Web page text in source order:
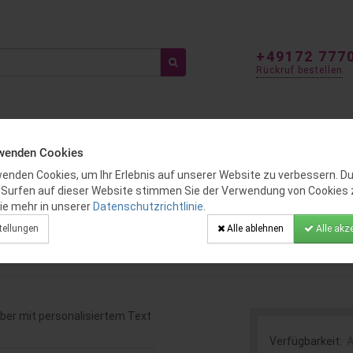
Cookies
Cookies, um Ihr Erlebnis auf unserer Website zu verbessern.
auf dieser Website stimmen Sie der Verwendung von Cookies
mehr in unserer Datenschutzrichtlinie
Alle ablehnen Alle
+49172
Rückruf bestellen
FÜR KINDER
cm)
& Silber mit personalisiertem
Verfügbarkeit: